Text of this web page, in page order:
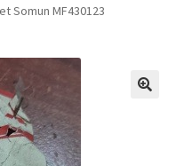
Somun MF430123